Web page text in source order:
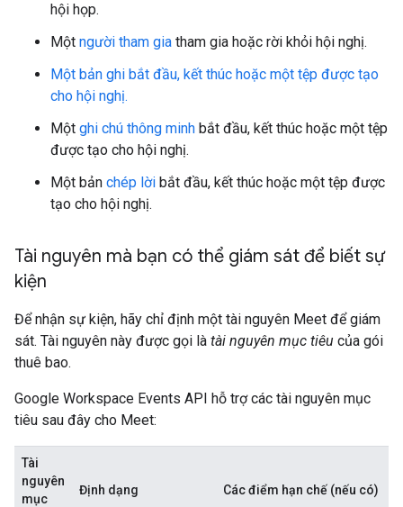
hội họp.
Một người tham gia tham gia hoặc rời khỏi hội nghị.
Một bản ghi bắt đầu, kết thúc hoặc một tệp được tạo
cho hội nghị.
Một ghi chú thông minh bắt đầu, kết thúc hoặc một tệp
được tạo cho hội nghị.
Một bản chép lời bắt đầu, kết thúc hoặc một tệp được
tạo cho hội nghị.
Tài nguyên mà bạn có thể giám sát để biết sự
kiện
Để nhận sự kiện, hãy chỉ định một tài nguyên Meet để giám
sát. Tài nguyên này được gọi là tài nguyên mục tiêu của gói
thuê bao.
Google Workspace Events API hỗ trợ các tài nguyên mục
tiêu sau đây cho Meet:
Tài
nguyên
mục
Định dạng Các điểm hạn chế (nếu có)